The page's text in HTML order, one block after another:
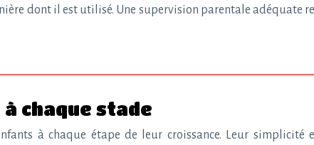
dont il est utilisé. Une supervision parentale adéquate
chaque stade
à chaque étape de leur croissance. Leur